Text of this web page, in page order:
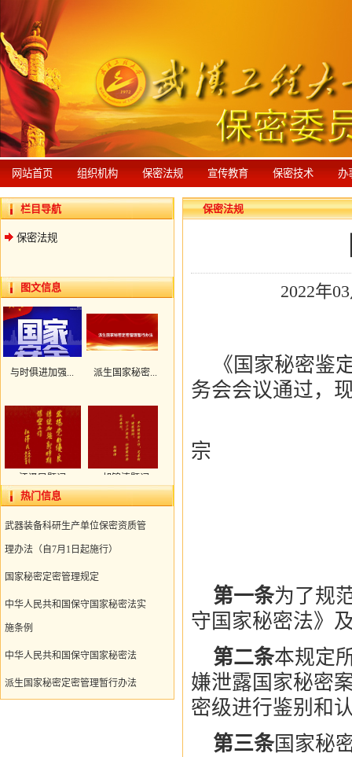
网站首页 组织机构 保密法规 宣传教育 保密技术 办
栏目导航
保密法规
图文信息
与时俱进加强... 派生国家秘密...
江泽民题词 胡锦涛题词
共16条1/4 上页 1 2 3 4 下页
热门信息
武器装备科研生产单位保密资质管
理办法（自7月1日起施行）
国家秘密定密管理规定
中华人民共和国保守国家秘密法实
施条例
中华人民共和国保守国家秘密法
派生国家秘密定密管理暂行办法
保密法规
2022年
《国家秘密鉴
务会会议通过，
宗
第一条为了规
守国家秘密法》
第二条本规定
嫌泄露国家秘密
密级进行鉴别和
第三条国家秘